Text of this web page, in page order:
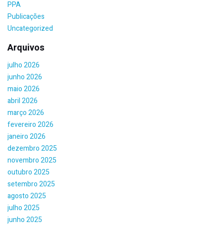
PPA
Publicações
Uncategorized
Arquivos
julho 2026
junho 2026
maio 2026
abril 2026
março 2026
fevereiro 2026
janeiro 2026
dezembro 2025
novembro 2025
outubro 2025
setembro 2025
agosto 2025
julho 2025
junho 2025